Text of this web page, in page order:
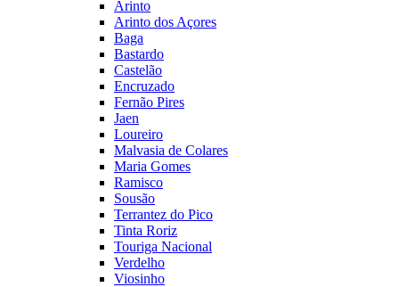
Arinto
Arinto dos Açores
Baga
Bastardo
Castelão
Encruzado
Fernão Pires
Jaen
Loureiro
Malvasia de Colares
Maria Gomes
Ramisco
Sousão
Terrantez do Pico
Tinta Roriz
Touriga Nacional
Verdelho
Viosinho